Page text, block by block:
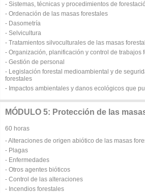
- Sistemas, técnicas y procedimientos de
- Ordenación de las masas forestales
- Dasometría
- Selvicultura
- Tratamientos silvoculturales de las masas
- Organización, planificación y control de trabajos
- Gestión de personal
- Legislación forestal medioambiental y de
forestales
- Impactos ambientales y danos ecológicos que
MÓDULO 5: Protección de las
60 horas
- Alteraciones de origen abiótico de las masas
- Plagas
- Enfermedades
- Otros agentes bióticos
- Control de las alteraciones
- Incendios forestales